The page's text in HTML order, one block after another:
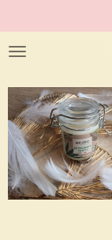
au
contenu